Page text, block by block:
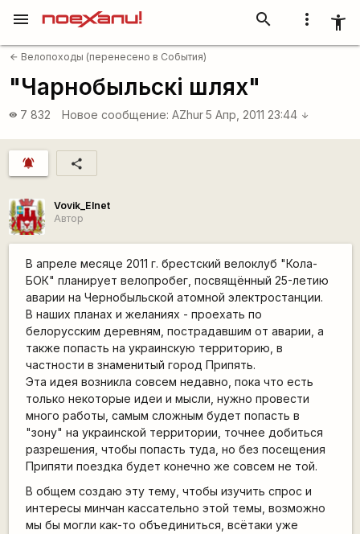
more_vert accessibility_new
search
menu
arrow_back Велопоходы (перенесено в События)
"Чарнобыльскі шлях"
visibility 7 832 Новое сообщение: AZhur 5 Апр, 2011 23:44 arrow_downward
notifications_active share
Vovik_Elnet
Автор
В апреле месяце 2011 г. брестский велоклуб "Кола-
БОК" планирует велопробег, посвящённый 25-летию
аварии на Чернобыльской атомной электростанции.
В наших планах и желаниях - проехать по
белорусским деревням, пострадавшим от аварии, а
также попасть на украинскую территорию, в
частности в знаменитый город Припять.
Эта идея возникла совсем недавно, пока что есть
только некоторые идеи и мысли, нужно провести
много работы, самым сложным будет попасть в
"зону" на украинской территории, точнее добиться
разрешения, чтобы попасть туда, но без посещения
Припяти поездка будет конечно же совсем не той.
В общем создаю эту тему, чтобы изучить спрос и
интересы минчан кассательно этой темы, возможно
мы бы могли как-то объединиться, всётаки уже